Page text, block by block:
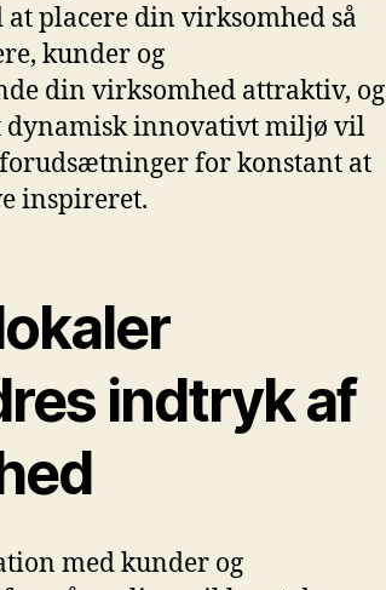
placere din virksomhed så
kunder og
din virksomhed attraktiv, og
dynamisk innovativt miljø vil
for konstant at
inspireret.
indtryk af
med kunder og